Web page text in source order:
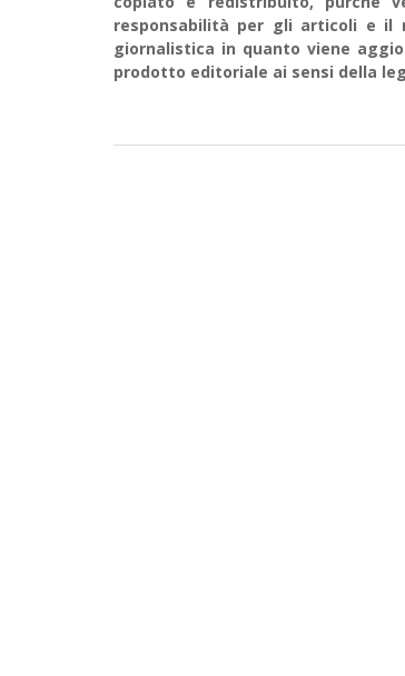
responsabilità per gli articoli e il
giornalistica in quanto viene
prodotto editoriale ai sensi della